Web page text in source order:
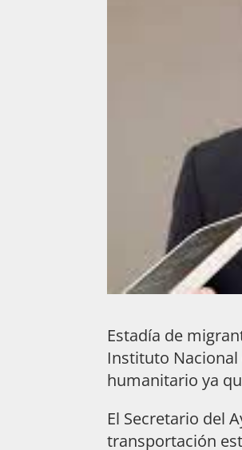
Estadía de
Instituto
humanitario ya
El Secretario del
transportación